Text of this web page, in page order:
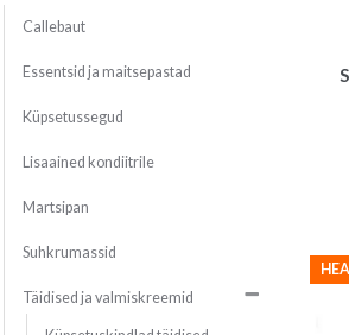
Callebaut
Essentsid ja maitsepastad
Küpsetussegud
Lisaained kondiitrile
Martsipan
Suhkrumassid
Täidised ja valmiskreemid